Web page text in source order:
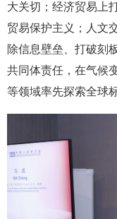
大关切；经济贸易上
贸易保护主义；人文
除信息壁垒、打破刻
共同体责任，在气候
等领域率先探索全球